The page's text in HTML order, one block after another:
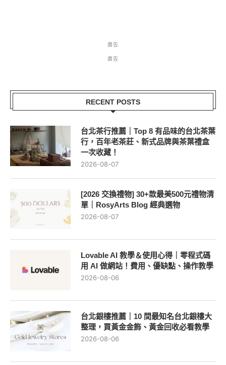
廣告
廣告
RECENT POSTS
台北茶行推薦｜Top 8 有品味的台北茶葉
行，百年老茶莊、新式品牌與茶葉禮盒
一次收藏！
2026-08-07
[2026 交換禮物] 30+款最美500元禮物清
單｜RosyArts Blog 經典選物
2026-08-07
Lovable AI 教學＆使用心得｜零程式碼
用 AI 做網站！費用、優缺點、操作教學
2026-08-06
台北銀樓推薦｜10 間最知名台北銀樓大
整理，買黃金金飾、黃金回收必看教學
2026-08-06